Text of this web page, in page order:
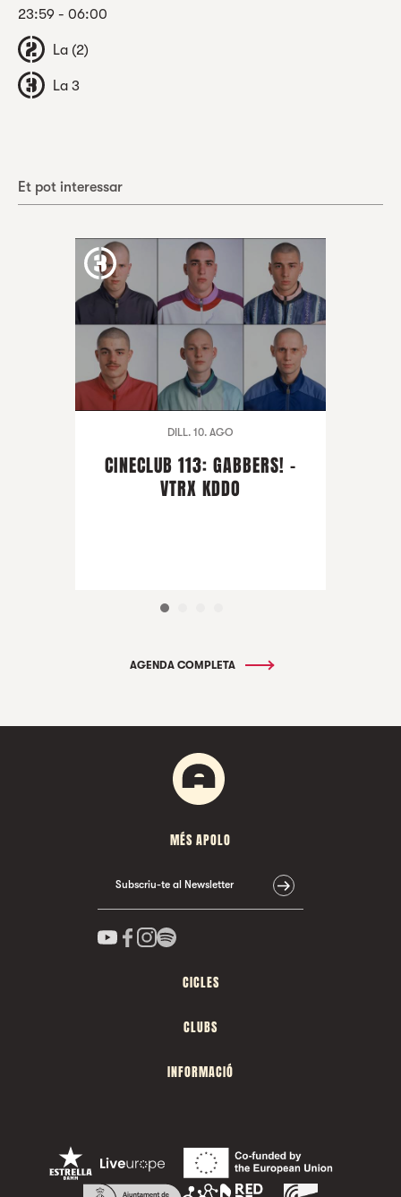
23:59 - 06:00
La (2)
La 3
Et pot interessar
DILL. 10. AGO
CINECLUB 113: GABBERS! -
VTRX KDDO
AGENDA COMPLETA
MÉS APOLO
Subscriu-te al Newsletter
CICLES
CLUBS
INFORMACIÓ